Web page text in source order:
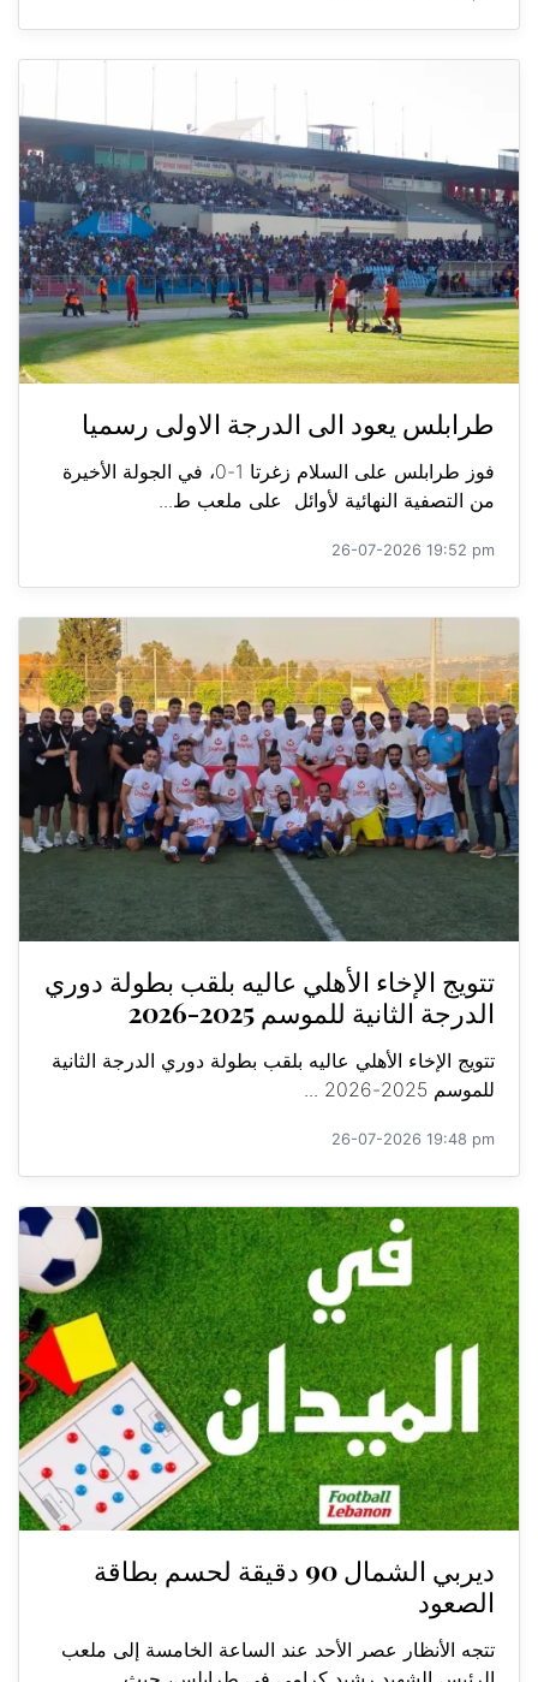
طرابلس يعود الى الدرجة الاولى رسميا
فوز طرابلس على السلام زغرتا 1-0، في الجولة الأخيرة
من التصفية النهائية لأوائل على ملعب ط...
26-07-2026 19:52 pm
تتويج الإخاء الأهلي عاليه بلقب بطولة دوري
الدرجة الثانية للموسم 2025-2026
تتويج الإخاء الأهلي عاليه بلقب بطولة دوري الدرجة الثانية
للموسم 2025-2026 ...
26-07-2026 19:48 pm
ديربي الشمال 90 دقيقة لحسم بطاقة
الصعود
تتجه الأنظار عصر الأحد عند الساعة الخامسة إلى ملعب